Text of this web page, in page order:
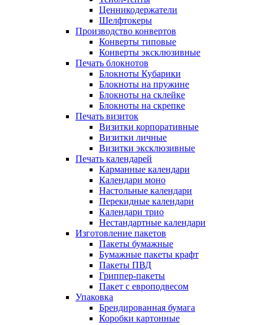
Ценникодержатели
Шелфтокеры
Производство конвертов
Конверты типовые
Конверты эксклюзивные
Печать блокнотов
Блокноты Кубарики
Блокноты на пружине
Блокноты на склейке
Блокноты на скрепке
Печать визиток
Визитки корпоративные
Визитки личные
Визитки эксклюзивные
Печать календарей
Карманные календари
Календари моно
Настольные календари
Перекидные календари
Календари трио
Нестандартные календари
Изготовление пакетов
Пакеты бумажные
Бумажные пакеты крафт
Пакеты ПВД
Гриппер-пакеты
Пакет с европодвесом
Упаковка
Брендированная бумага
Коробки картонные